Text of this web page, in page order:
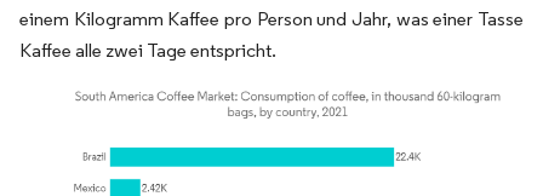
einem Kilogramm Kaffee pro Person und Jahr, was einer Tasse
Kaffee alle zwei Tage entspricht.